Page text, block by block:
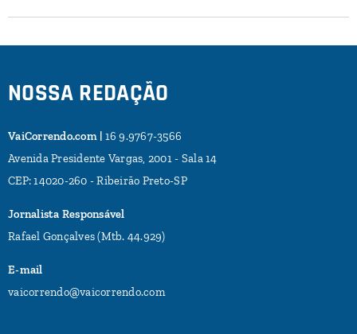
NOSSA REDAÇÃO
VaiCorrendo.com | 16 9.9767-3566
Avenida Presidente Vargas, 2001 - Sala 14
CEP: 14020-260 - Ribeirão Preto-SP
Jornalista Responsável
Rafael Gonçalves (Mtb. 44.929)
E-mail
vaicorrendo@vaicorrendo.com